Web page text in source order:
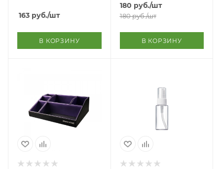
163 руб./шт
В КОРЗИНУ
180 руб./шт
180руб./шт
В КОРЗИНУ